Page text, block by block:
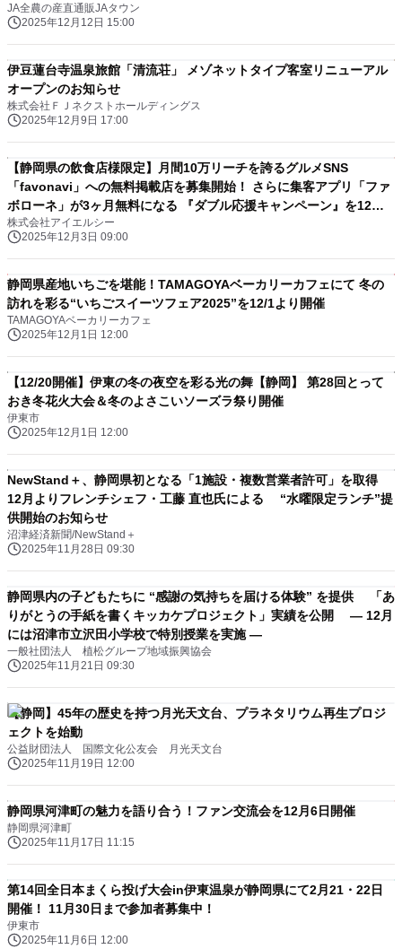
JA全農の産直通販JAタウン
2025年12月12日 15:00
伊豆蓮台寺温泉旅館「清流荘」 メゾネットタイプ客室リニューアル
オープンのお知らせ
株式会社ＦＪネクストホールディングス
2025年12月9日 17:00
【静岡県の飲食店様限定】月間10万リーチを誇るグルメSNS
「favonavi」への無料掲載店を募集開始！ さらに集客アプリ「ファ
ボローネ」が3ヶ月無料になる 『ダブル応援キャンペーン』を12月3
日より実施
株式会社アイエルシー
2025年12月3日 09:00
静岡県産地いちごを堪能！TAMAGOYAベーカリーカフェにて 冬の
訪れを彩る“いちごスイーツフェア2025”を12/1より開催
TAMAGOYAベーカリーカフェ
2025年12月1日 12:00
【12/20開催】伊東の冬の夜空を彩る光の舞【静岡】 第28回とって
おき冬花火大会＆冬のよさこいソーズラ祭り開催
伊東市
2025年12月1日 12:00
NewStand＋、静岡県初となる「1施設・複数営業者許可」を取得
12月よりフレンチシェフ・工藤 直也氏による “水曜限定ランチ”提
供開始のお知らせ
沼津経済新聞/NewStand＋
2025年11月28日 09:30
静岡県内の子どもたちに “感謝の気持ちを届ける体験” を提供 「あ
りがとうの手紙を書くキッカケプロジェクト」実績を公開 ― 12月
には沼津市立沢田小学校で特別授業を実施 ―
一般社団法人 植松グループ地域振興協会
2025年11月21日 09:30
【静岡】45年の歴史を持つ月光天文台、プラネタリウム再生プロジ
ェクトを始動
公益財団法人 国際文化公友会 月光天文台
2025年11月19日 12:00
静岡県河津町の魅力を語り合う！ファン交流会を12月6日開催
静岡県河津町
2025年11月17日 11:15
第14回全日本まくら投げ大会in伊東温泉が静岡県にて2月21・22日
開催！ 11月30日まで参加者募集中！
伊東市
2025年11月6日 12:00